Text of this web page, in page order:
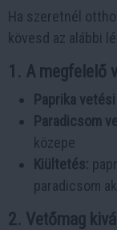
Ha szeretnél
kövesd az alábbi
1. A megfelelő
Paprika
Paradicsom
közepe
Kiültetés:
paradicsom
2. Vetőmag